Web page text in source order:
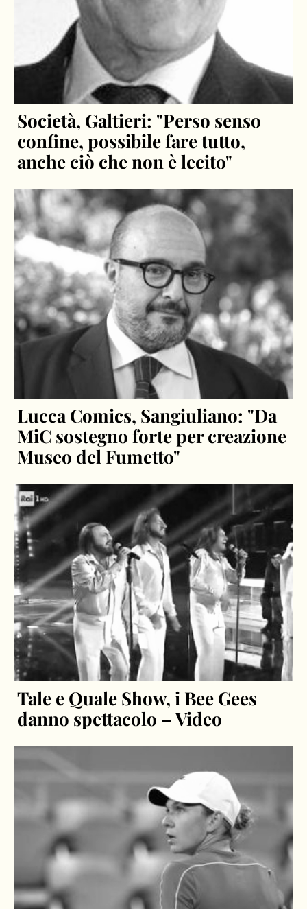
Società, Galtieri: "Perso senso
confine, possibile fare tutto,
anche ciò che non è lecito"
Lucca Comics, Sangiuliano: "Da
MiC sostegno forte per creazione
Museo del Fumetto"
Tale e Quale Show, i Bee Gees
danno spettacolo – Video